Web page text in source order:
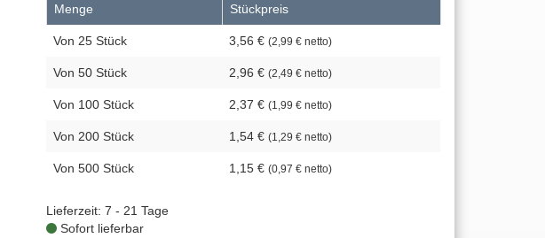
Menge Stückpreis
Von 25 Stück 3,56 € (2,99 € netto)
Von 50 Stück 2,96 € (2,49 € netto)
Von 100 Stück 2,37 € (1,99 € netto)
Von 200 Stück 1,54 € (1,29 € netto)
Von 500 Stück 1,15 € (0,97 € netto)
Lieferzeit: 7 - 21 Tage
Sofort lieferbar